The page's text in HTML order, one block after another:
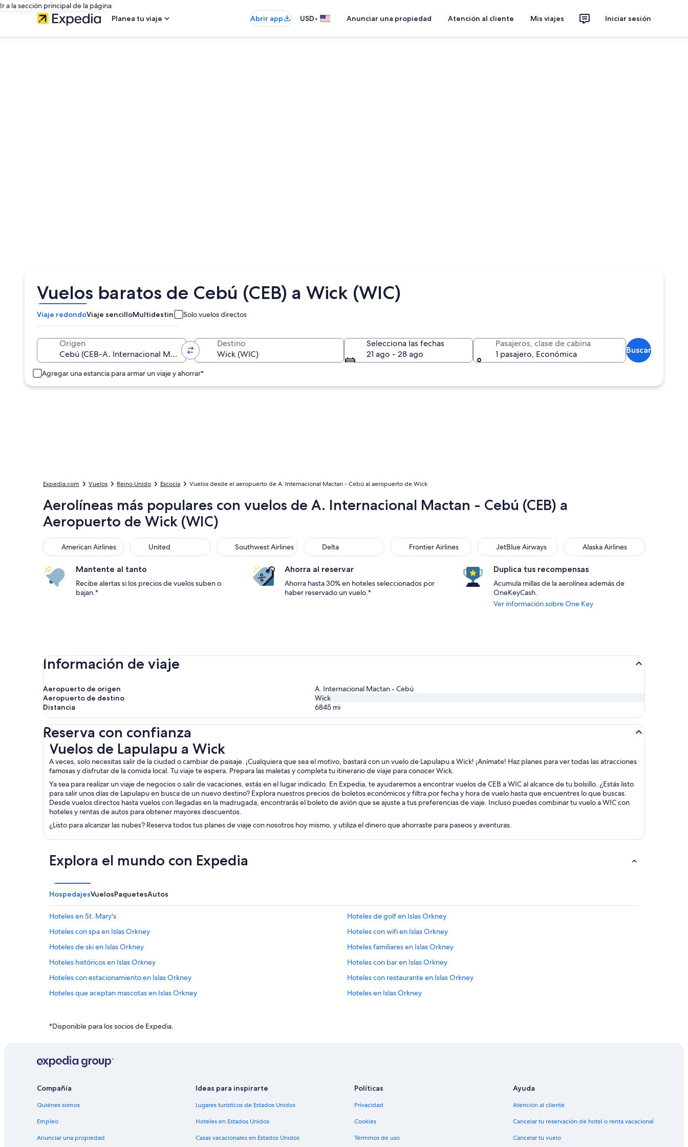
Ir a la sección principal de la página
Planea tu viaje
Abrir app USD• Anunciar una propiedad Atención al cliente Mis viajes Iniciar sesión
Vuelos baratos de Cebú (CEB) a Wick (WIC)
Viaje redondoViaje sencilloMultidestino Solo vuelos directos
Origen Destino
Selecciona las fechas
21 ago - 28 ago
Pasajeros, clase de cabina
1 pasajero, Económica
Buscar
Agregar una estancia para armar un viaje y ahorrar*
Expedia.com Vuelos Reino Unido Escocia Vuelos desde el aeropuerto de A. Internacional Mactan - Cebú al aeropuerto de Wick
Aerolíneas más populares con vuelos de A. Internacional Mactan - Cebú (CEB) a
Aeropuerto de Wick (WIC)
American Airlines
American Airlines United
United Southwest Airlines
Southwest Airlines Delta
Delta Frontier Airlines
Frontier Airlines JetBlue Airways
JetBlue Airways Alaska Airlines
Alaska Airlines
Mantente al tanto
Recibe alertas si los precios de vuelos suben o
bajan.*
Ahorra al reservar
Ahorra hasta 30% en hoteles seleccionados por
haber reservado un vuelo.*
Duplica tus recompensas
Acumula millas de la aerolínea además de
OneKeyCash.
Ver información sobre One Key
Información de viaje
Aeropuerto de origen
A. Internacional Mactan - Cebú
Aeropuerto de destino
Wick
Distancia
6845 mi
Reserva con confianza
Vuelos de Lapulapu a Wick
A veces, solo necesitas salir de la ciudad o cambiar de paisaje. ¡Cualquiera que sea el motivo, bastará con un vuelo de Lapulapu a Wick! ¡Anímate! Haz planes para ver todas las atracciones
famosas y disfrutar de la comida local. Tu viaje te espera. Prepara las maletas y completa tu itinerario de viaje para conocer Wick.
Ya sea para realizar un viaje de negocios o salir de vacaciones, estás en el lugar indicado. En Expedia, te ayudaremos a encontrar vuelos de CEB a WIC al alcance de tu bolsillo. ¿Estás listo
para salir unos días de Lapulapu en busca de un nuevo destino? Explora nuestros precios de boletos económicos y filtra por fecha y hora de vuelo hasta que encuentres lo que buscas.
Desde vuelos directos hasta vuelos con llegadas en la madrugada, encontrarás el boleto de avión que se ajuste a tus preferencias de viaje. Incluso puedes combinar tu vuelo a WIC con
hoteles y rentas de autos para obtener mayores descuentos.
¿Listo para alcanzar las nubes? Reserva todos tus planes de viaje con nosotros hoy mismo, y utiliza el dinero que ahorraste para paseos y aventuras.
Vuelos de Lapulapu a Wick
Explora el mundo con Expedia
HospedajesVuelosPaquetesAutos
Hoteles en St. Mary's
Hoteles de golf en Islas Orkney
Hoteles con spa en Islas Orkney
Hoteles con wifi en Islas Orkney
Hoteles de ski en Islas Orkney
Hoteles familiares en Islas Orkney
Hoteles históricos en Islas Orkney
Hoteles con bar en Islas Orkney
Hoteles con estacionamiento en Islas Orkney
Hoteles con restaurante en Islas Orkney
Hoteles que aceptan mascotas en Islas Orkney
Hoteles en Islas Orkney
Cabañas en Roster
Hoteles en Thurso
Hoteles en Wick
Hoteles en Kirkwall
Hoteles en Stromness
*Disponible para los socios de Expedia.
Compañía
Quiénes somos
Empleo
Anunciar una propiedad
Ideas para inspirarte
Lugares turísticos de Estados Unidos
Hoteles en Estados Unidos
Casas vacacionales en Estados Unidos
Políticas
Privacidad
Cookies
Términos de uso
Ayuda
Atención al cliente
Cancelar tu reservación de hotel o renta vacacional
Cancelar tu vuelo